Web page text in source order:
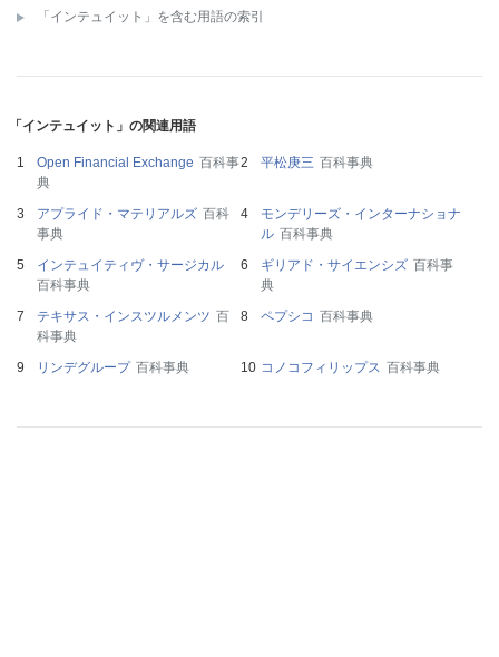
「インテュイット」を含む用語の索引
「インテュイット」の関連用語
Open Financial Exchange 百科事
典
平松庚三 百科事典
アプライド・マテリアルズ 百科
事典
モンデリーズ・インターナショナ
ル 百科事典
インテュイティヴ・サージカル
百科事典
ギリアド・サイエンシズ 百科事
典
テキサス・インスツルメンツ 百
科事典
ペプシコ 百科事典
リンデグループ 百科事典 コノコフィリップス 百科事典